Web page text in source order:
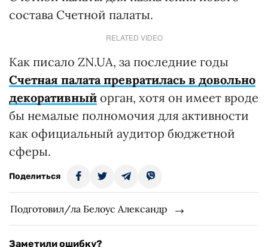
состава Счетной палаты.
RELATED VIDEO
Как писало ZN.UA, за последние годы
Счетная палата превратилась в довольно
декоративный орган, хотя он имеет вроде
бы немалые полномочия для активности
как официальный аудитор бюджетной
сферы.
Поделиться
Подготовил/ла Белоус Александр
Заметили ошибку?